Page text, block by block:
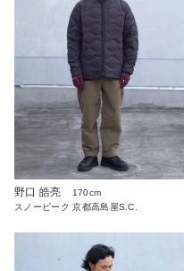
野口 皓亮
170cm
スノーピーク 京都高島屋S.C.